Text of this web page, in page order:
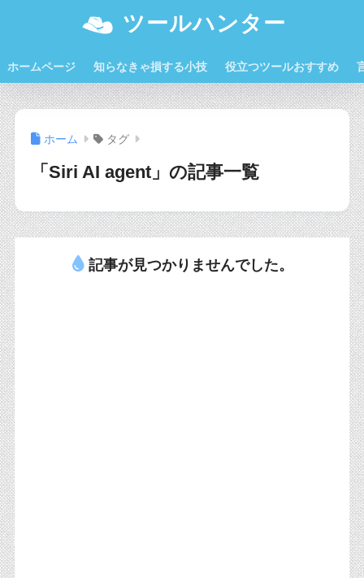
ツールハンター
ホームページ 知らなきゃ損する小技 役立つツールおすすめ
ホーム タグ
「Siri AI agent」の記事一覧
記事が見つかりませんでした。